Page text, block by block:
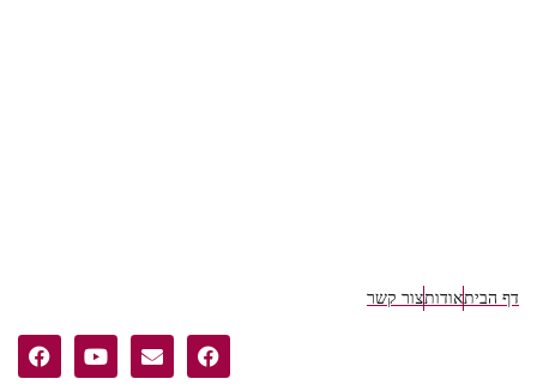
הביתאודותצור קשר